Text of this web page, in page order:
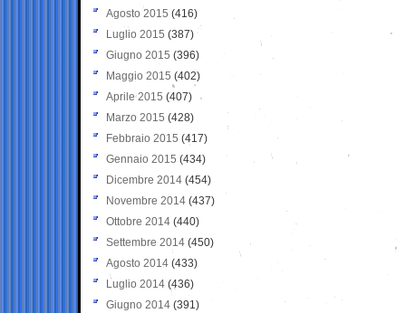
Agosto 2015 (416)
Luglio 2015 (387)
Giugno 2015 (396)
Maggio 2015 (402)
Aprile 2015 (407)
Marzo 2015 (428)
Febbraio 2015 (417)
Gennaio 2015 (434)
Dicembre 2014 (454)
Novembre 2014 (437)
Ottobre 2014 (440)
Settembre 2014 (450)
Agosto 2014 (433)
Luglio 2014 (436)
Giugno 2014 (391)